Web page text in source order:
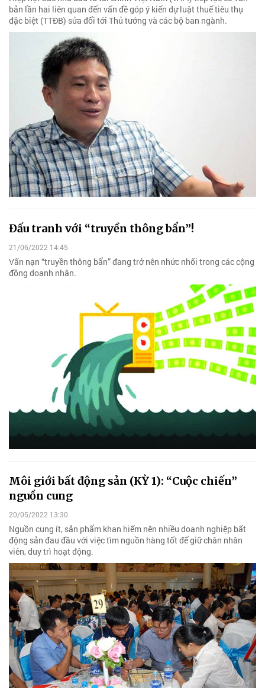
bản lần hai liên quan đến vấn đề góp ý kiến dự luật thuế tiêu thụ
đặc biệt (TTĐB) sửa đổi tới Thủ tướng và các bộ ban ngành.
Đấu tranh với “truyền thông bẩn”!
21/06/2022 14:45
Vấn nạn “truyền thông bẩn” đang trở nên nhức nhối trong các cộng
đồng doanh nhân.
Môi giới bất động sản (KỲ 1): “Cuộc chiến”
nguồn cung
20/05/2022 13:30
Nguồn cung ít, sản phẩm khan hiếm nên nhiều doanh nghiệp bất
động sản đau đầu với việc tìm nguồn hàng tốt để giữ chân nhân
viên, duy trì hoạt động.